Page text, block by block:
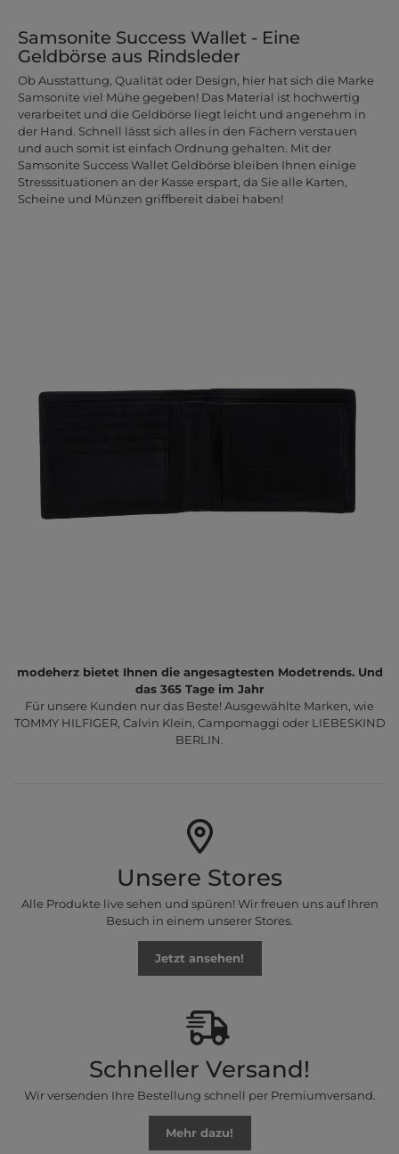
Samsonite Success Wallet - Eine
Geldbörse aus Rindsleder
Ob Ausstattung, Qualität oder Design, hier hat sich die Marke
Samsonite viel Mühe gegeben! Das Material ist hochwertig
verarbeitet und die Geldbörse liegt leicht und angenehm in
der Hand. Schnell lässt sich alles in den Fächern verstauen
und auch somit ist einfach Ordnung gehalten. Mit der
Samsonite Success Wallet Geldbörse bleiben Ihnen einige
Stresssituationen an der Kasse erspart, da Sie alle Karten,
Scheine und Münzen griffbereit dabei haben!
modeherz bietet Ihnen die angesagtesten Modetrends. Und
das 365 Tage im Jahr
Für unsere Kunden nur das Beste! Ausgewählte Marken, wie
TOMMY HILFIGER, Calvin Klein, Campomaggi oder LIEBESKIND
BERLIN.
Unsere Stores
Alle Produkte live sehen und spüren! Wir freuen uns auf Ihren
Besuch in einem unserer Stores.
Jetzt ansehen!
Schneller Versand!
Wir versenden Ihre Bestellung schnell per Premiumversand.
Mehr dazu!